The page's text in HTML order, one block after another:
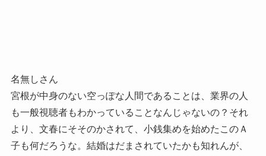
名無しさん
宮根が中身のない空っぽな人間であることは、業界の人
も一般視聴者もわかっていることなんじゃないの？それ
より、文春にそそのかされて、小銭集めを始めたこのＡ
子も何だろうな。結婚はだまされていたかも知れんが、